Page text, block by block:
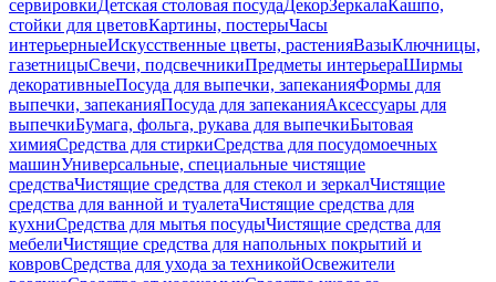
сервировкиДетская столовая посудаДекорЗеркалаКашпо,
стойки для цветовКартины, постерыЧасы
интерьерныеИскусственные цветы, растенияВазыКлючницы,
газетницыСвечи, подсвечникиПредметы интерьераШирмы
декоративныеПосуда для выпечки, запеканияФормы для
выпечки, запеканияПосуда для запеканияАксессуары для
выпечкиБумага, фольга, рукава для выпечкиБытовая
химияСредства для стиркиСредства для посудомоечных
машинУниверсальные, специальные чистящие
средстваЧистящие средства для стекол и зеркалЧистящие
средства для ванной и туалетаЧистящие средства для
кухниСредства для мытья посудыЧистящие средства для
мебелиЧистящие средства для напольных покрытий и
ковровСредства для ухода за техникойОсвежители